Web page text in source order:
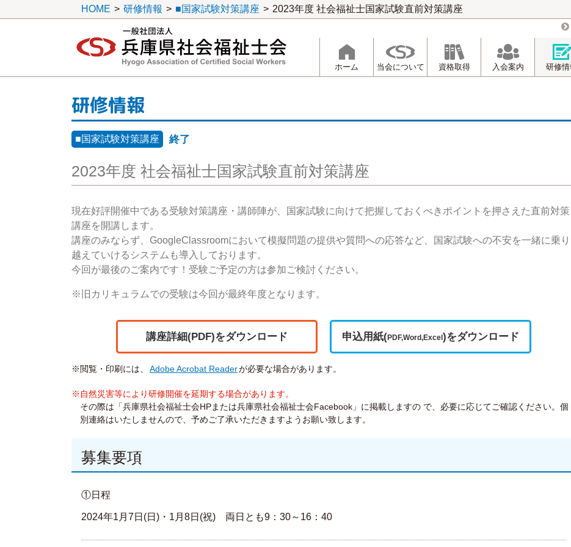
HOME > 研修情報 > ■国家試験対策講座 > 2023年度 社会福祉士国家試験直前対策講座
一般社団法人 兵庫県社会福祉士会
ホーム 当会について 資格取得 入会案内 研修情
研修情報
■国家試験対策講座 終了
2023年度 社会福祉士国家試験直前対策講座
現在好評開催中である受験対策講座・講師陣が、国家試験に向けて把握しておくべきポイントを押さえた直前対策
講座を開講します。
講座のみならず、GoogleClassroomにおいて模擬問題の提供や質問への応答など、国家試験への不安を⼀緒に乗り
越えていけるシステムも導⼊しております。
今回が最後のご案内です！受験ご予定の方は参加ご検討ください。
※旧カリキュラムでの受験は今回が最終年度となります。
講座詳細(PDF)をダウンロード 申込用紙(PDF,Word,Excel)をダウンロード
※閲覧・印刷には、 Adobe Acrobat Readerが必要な場合があります。
※自然災害等により研修開催を延期する場合があります。
その際は「兵庫県社会福祉士会HPまたは兵庫県社会福祉士会Facebook」に掲載しますの で、必要に応じてご確認ください。個
別連絡はいたしませんので、予めご了承いただきますようお願い致します。
募集要項
①日程
2024年1月7日(日)・1月8日(祝) 両日とも9：30～16：40